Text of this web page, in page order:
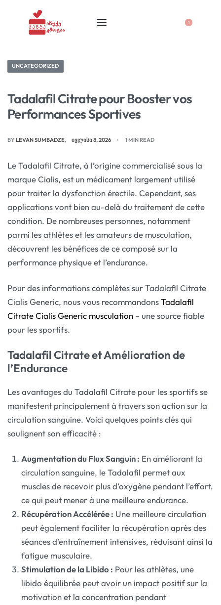
1
UNCATEGORIZED
Tadalafil Citrate pour Booster vos
Performances Sportives
BY LEVAN SUMBADZE ᲘᲕᲚᲘᲡᲘ 8, 2026 1 MIN READ
Le Tadalafil Citrate, à l’origine commercialisé sous la
marque Cialis, est un médicament largement utilisé
pour traiter la dysfonction érectile. Cependant, ses
applications vont bien au-delà du traitement de cette
condition. De nombreuses personnes, notamment
parmi les athlètes et les amateurs de musculation,
découvrent les bénéfices de ce composé sur la
performance physique et l’endurance.
Pour des informations complètes sur Tadalafil Citrate
Cialis Generic, nous vous recommandonsTadalafil
Citrate Cialis Generic musculation – une source fiable
pour les sportifs.
Tadalafil Citrate et Amélioration de
l’Endurance
Les avantages du Tadalafil Citrate pour les sportifs se
manifestent principalement à travers son action sur la
circulation sanguine. Voici quelques points clés qui
soulignent son efficacité :
Augmentation du Flux Sanguin : En améliorant la
circulation sanguine, le Tadalafil permet aux
muscles de recevoir plus d’oxygène pendant l’effort,
ce qui peut mener à une meilleure endurance.
Récupération Accélérée : Une meilleure circulation
peut également faciliter la récupération après des
séances d’entraînement intensives, réduisant ainsi la
fatigue musculaire.
Stimulation de la Libido : Pour les athlètes, une
libido équilibrée peut avoir un impact positif sur la
motivation et la concentration pendant